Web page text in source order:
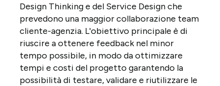
Design Thinking e del Service Design che
prevedono una maggior collaborazione team
cliente-agenzia. L'obiettivo principale è di
riuscire a ottenere feedback nel minor
tempo possibile, in modo da ottimizzare
tempi e costi del progetto garantendo la
possibilità di testare, validare e riutilizzare le